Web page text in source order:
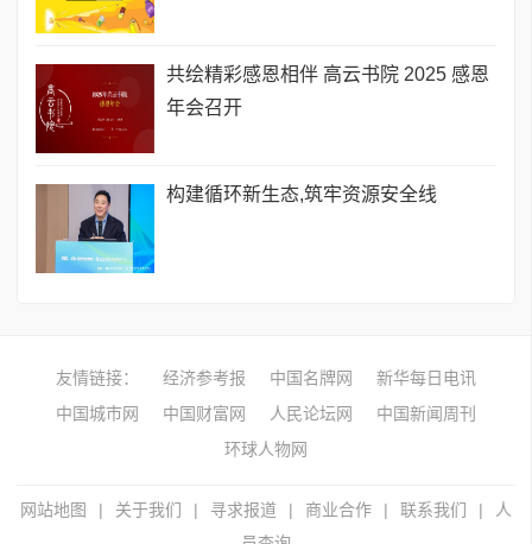
共绘精彩感恩相伴 高云书院 2025 感恩
年会召开
构建循环新生态,筑牢资源安全线
友情链接： 经济参考报 中国名牌网
新华每日电讯
中国城市网
中国财富网 人民论坛网
中国新闻周刊
环球人物网
网站地图 | 关于我们 | 寻求报道 | 商业合作 | 联系我们 |
人